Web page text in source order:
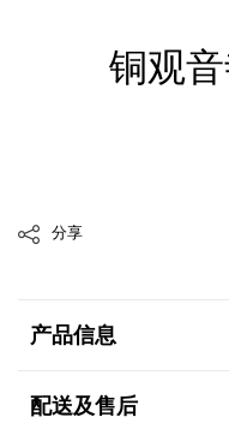
铜观
分享
产品信息
配送及售后